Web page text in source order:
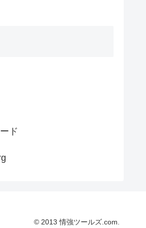
ド
© 2013 情強ツールズ.com.